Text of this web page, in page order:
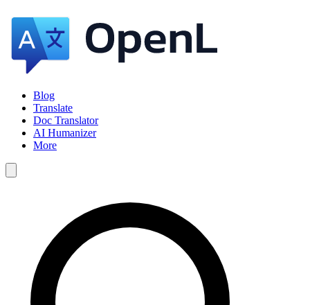
Blog
Translate
Doc Translator
AI Humanizer
More